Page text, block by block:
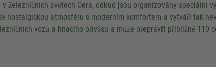
železničních světech Gera, odkud jsou organizovány speciální
nostalgickou atmosféru s moderním komfortem a vytváří tak
vozů a hnacího přívěsu a může přepravit přibližně 110